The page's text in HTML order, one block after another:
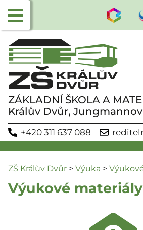
ZÁKLADNÍ ŠKOLA A
Králův Dvůr,
+420 311 637 088
ZŠ Králův Dvůr > Výuka >
Výukové materiály